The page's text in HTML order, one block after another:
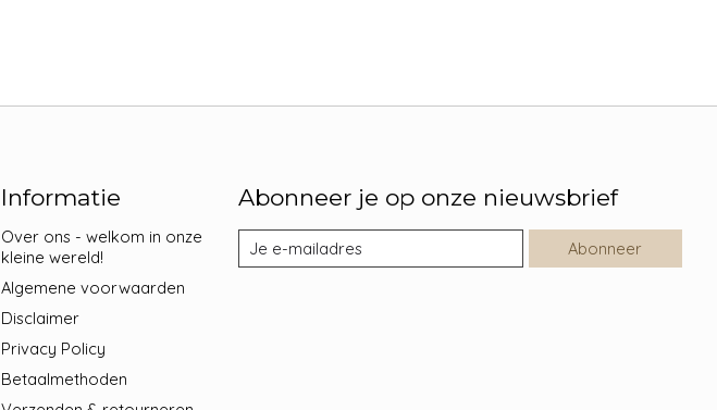
Informatie
Over ons - welkom in onze
kleine wereld!
Algemene voorwaarden
Disclaimer
Privacy Policy
Betaalmethoden
Abonneer je op onze nieuwsbrief
Abonneer